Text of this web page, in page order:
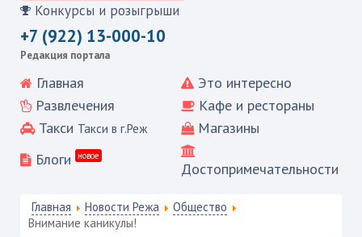
Конкурсы и розыгрыши
+7 (922) 13-000-10
Редакция портала
Главная
Это интересно
Развлечения
Кафе и рестораны
Такси Такси в г.Реж
Магазины
Блоги
новое
Достопримечательности
Главная Новости Режа
Общество
Внимание каникулы!